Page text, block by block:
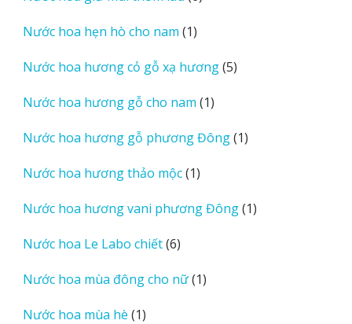
Nước hoa hẹn hò cho nam 11
phẩm
Nước hoa hương cỏ gỗ xạ hương 55
Nước hoa hương gỗ cho nam 11
phẩm
Nước hoa hương gỗ phương Đông 11
Nước hoa hương thảo mộc 11
phẩm
Nước hoa hương vani phương Đông 11
Nước hoa Le Labo chiết 66
phẩm
Nước hoa mùa đông cho nữ 11
Nước hoa mùa hè 11